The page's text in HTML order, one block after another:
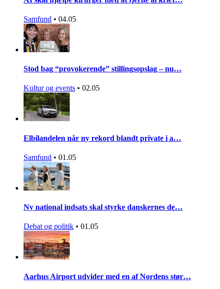
Samfund • 04.05
Stod bag “provokerende” stillingsopslag – nu…
Kultur og events • 02.05
Elbilandelen når ny rekord blandt private i a…
Samfund • 01.05
Ny national indsats skal styrke danskernes de…
Debat og politik • 01.05
Aarhus Airport udvider med en af Nordens stør…